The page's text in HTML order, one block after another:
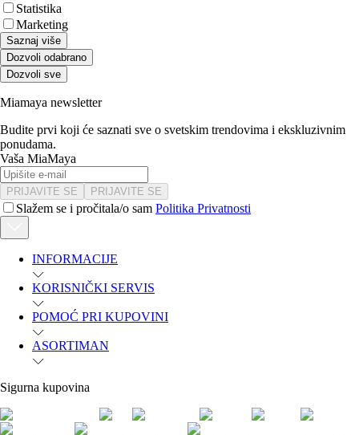
Statistika
Marketing
Saznaj više
Dozvoli odabrano
Dozvoli sve
Miamaya newsletter
Budite prvi koji će saznati sve o svetskim trendovima i ekskluzivnim
ponudama.
Vaša MiaMaya
PRIJAVITE SE PRIJAVITE SE
Slažem se i pročitala/o sam Politika Privatnosti
INFORMACIJE
KORISNIČKI SERVIS
POMOĆ PRI KUPOVINI
ASORTIMAN
Sigurna kupovina